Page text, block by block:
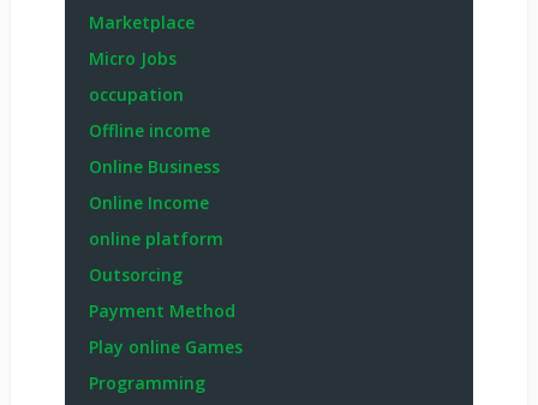
Marketplace
Micro Jobs
occupation
Offline income
Online Business
Online Income
online platform
Outsorcing
Payment Method
Play online Games
Programming